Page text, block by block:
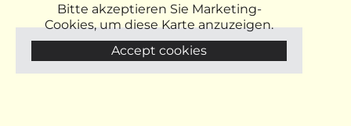
Bitte akzeptieren Sie Marketing-
Cookies, um diese Karte anzuzeigen.
Accept cookies